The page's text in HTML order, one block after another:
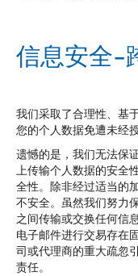
信息安全-
我们采取了合理性、基
您的个人数据免遭未经
遗憾的是，我们无法保
上传输个人数据的安全
全性。除非经过适当的
不安全。虽然我们努力
之间传输或交换任何信
电子邮件进行交易存在
司或代理商的重大疏忽
责任。